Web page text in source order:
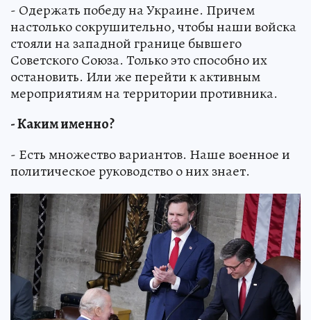
- Одержать победу на Украине. Причем
настолько сокрушительно, чтобы наши войска
стояли на западной границе бывшего
Советского Союза. Только это способно их
остановить. Или же перейти к активным
мероприятиям на территории противника.
- Каким именно?
- Есть множество вариантов. Наше военное и
политическое руководство о них знает.